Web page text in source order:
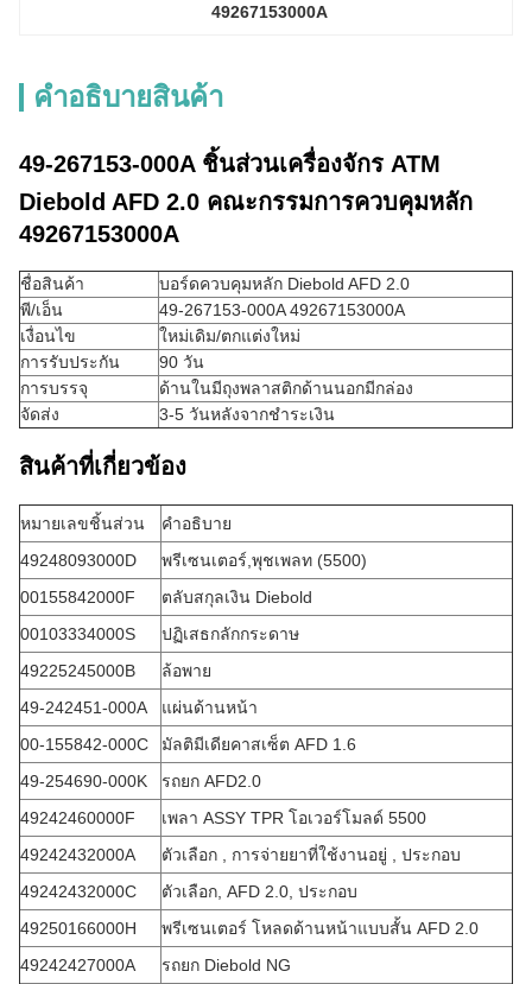
49267153000A
คําอธิบายสินค้า
49-267153-000A ชิ้นส่วนเครื่องจักร ATM
Diebold AFD 2.0 คณะกรรมการควบคุมหลัก
49267153000A
ชื่อสินค้า
บอร์ดควบคุมหลัก Diebold AFD 2.0
พี/เอ็น
49-267153-000A 49267153000A
เงื่อนไข
ใหม่เดิม/ตกแต่งใหม่
การรับประกัน
90 วัน
การบรรจุ
ด้านในมีถุงพลาสติกด้านนอกมีกล่อง
จัดส่ง
3-5 วันหลังจากชำระเงิน
สินค้าที่เกี่ยวข้อง
หมายเลขชิ้นส่วน
คำอธิบาย
49248093000D
พรีเซนเตอร์,พุชเพลท (5500)
00155842000F
ตลับสกุลเงิน Diebold
00103334000S
ปฏิเสธกลักกระดาษ
49225245000B
ล้อพาย
49-242451-000A
แผ่นด้านหน้า
00-155842-000C
มัลติมีเดียคาสเซ็ต AFD 1.6
49-254690-000K
รถยก AFD2.0
49242460000F
เพลา ASSY TPR โอเวอร์โมลด์ 5500
49242432000A
ตัวเลือก , การจ่ายยาที่ใช้งานอยู่ , ประกอบ
49242432000C
ตัวเลือก, AFD 2.0, ประกอบ
49250166000H
พรีเซนเตอร์ โหลดด้านหน้าแบบสั้น AFD 2.0
49242427000A
รถยก Diebold NG